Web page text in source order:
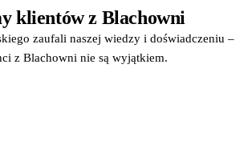
klientów z Blachowni
zaufali naszej wiedzy i doświadczeniu –
z Blachowni nie są wyjątkiem.